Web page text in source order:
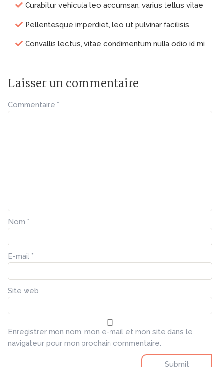
Curabitur vehicula leo accumsan, varius tellus vitae
Pellentesque imperdiet, leo ut pulvinar facilisis
Сonvallis lectus, vitae condimentum nulla odio id mi
Laisser un commentaire
Commentaire *
Nom *
E-mail *
Site web
Enregistrer mon nom, mon e-mail et mon site dans le
navigateur pour mon prochain commentaire.